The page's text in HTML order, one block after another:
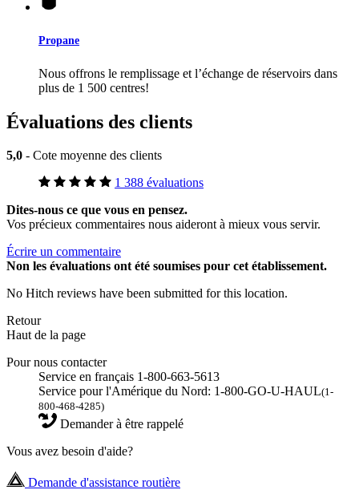
Propane
Nous offrons le remplissage et l’échange de réservoirs dans
plus de 1 500 centres!
Évaluations des clients
5,0 - Cote moyenne des clients
1 388 évaluations
Dites-nous ce que vous en pensez.
Vos précieux commentaires nous aideront à mieux vous servir.
Écrire un commentaire
Non les évaluations ont été soumises pour cet établissement.
No Hitch reviews have been submitted for this location.
Retour
Haut de la page
Pour nous contacter
Service en français 1-800-663-5613
Service pour l'Amérique du Nord: 1-800-GO-U-HAUL(1-
800-468-4285)
Demander à être rappelé
Vous avez besoin d'aide?
Demande d'assistance routière